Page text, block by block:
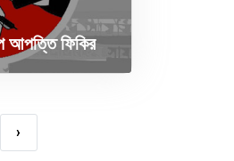
আপত্তি ফিকির
›